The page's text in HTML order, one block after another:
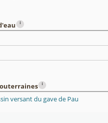
i
i
versant du gave de Pau